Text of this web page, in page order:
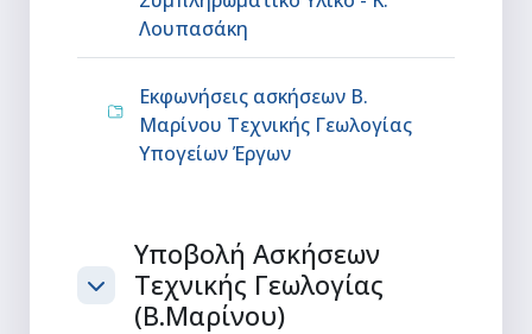
Λουπασάκη
Εκφωνήσεις ασκήσεων Β.
Μαρίνου Τεχνικής Γεωλογίας
Υπογείων ΈργωνΦάκελος
Σύμπτυξη
Υποβολή Ασκήσεων
Τεχνικής Γεωλογίας
(Β.Μαρίνου)